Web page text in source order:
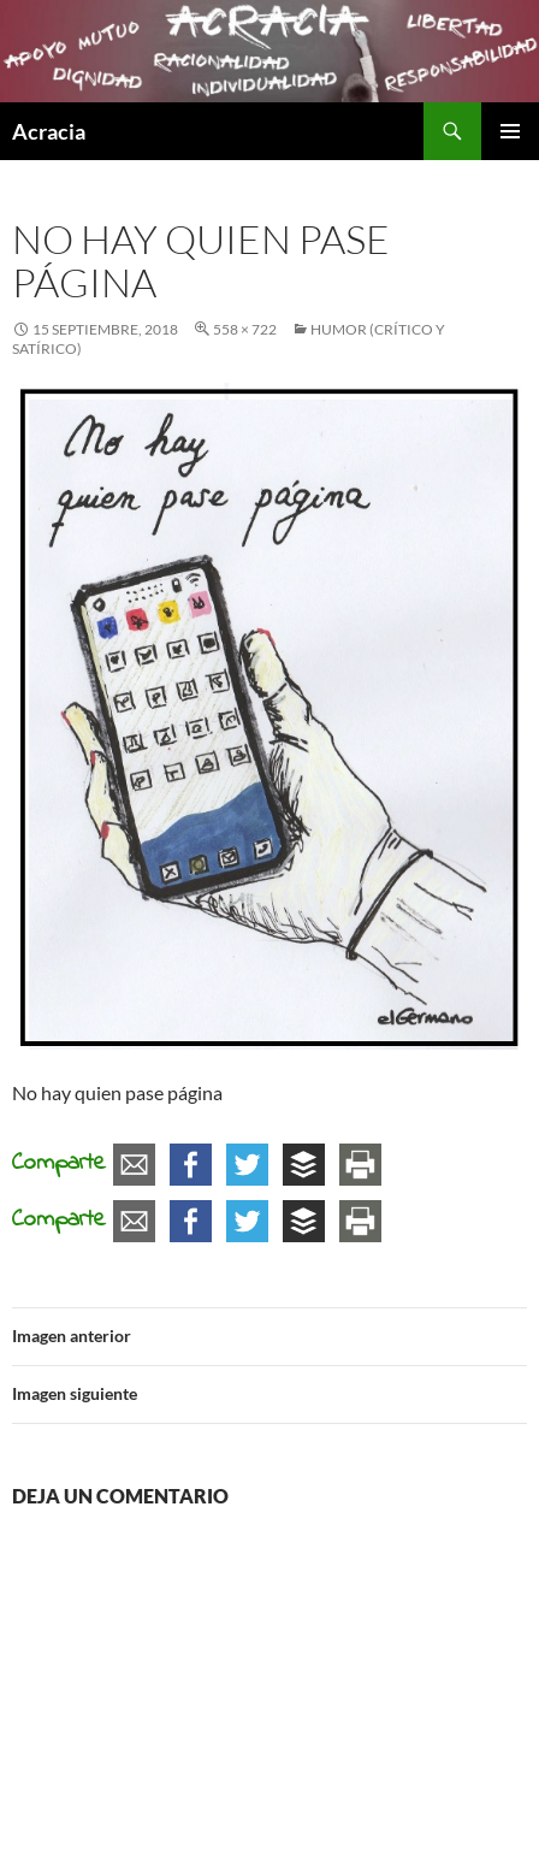
Acracia
NO HAY QUIEN PASE
PÁGINA
15 SEPTIEMBRE, 2018 558 × 722
HUMOR (CRÍTICO Y
SATÍRICO)
No hay quien pase página
Comparte
Comparte
Imagen anterior
Imagen siguiente
DEJA UN COMENTARIO